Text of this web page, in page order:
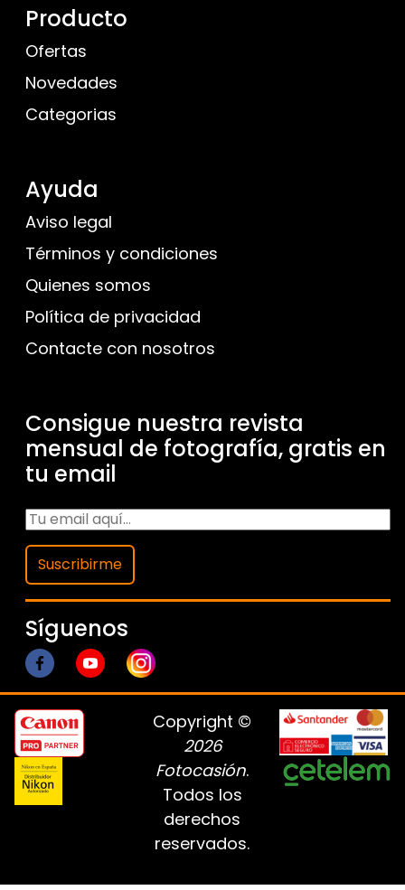
Producto
Ofertas
Novedades
Categorias
Ayuda
Aviso legal
Términos y condiciones
Quienes somos
Política de privacidad
Contacte con nosotros
Consigue nuestra revista
mensual de fotografía, gratis en
tu email
Suscribirme
Síguenos
Copyright ©
2026
Fotocasión.
Todos los
derechos
reservados.